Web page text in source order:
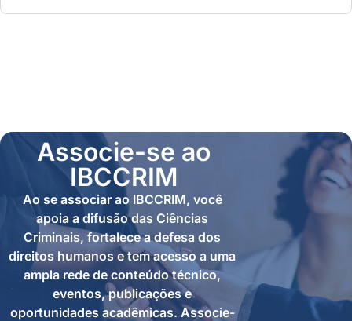
Associe-se ao
IBCCRIM
Ao se associar ao IBCCRIM, você
apoia a difusão das Ciências
Criminais, fortalece a defesa dos
direitos humanos e tem acesso a uma
ampla rede de conteúdo técnico,
eventos, publicações e
oportunidades acadêmicas. Associe-